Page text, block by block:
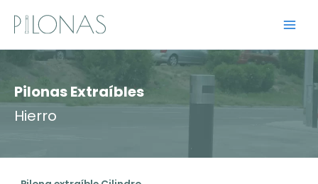
contenido
Pilonas Extraíbles
Hierro